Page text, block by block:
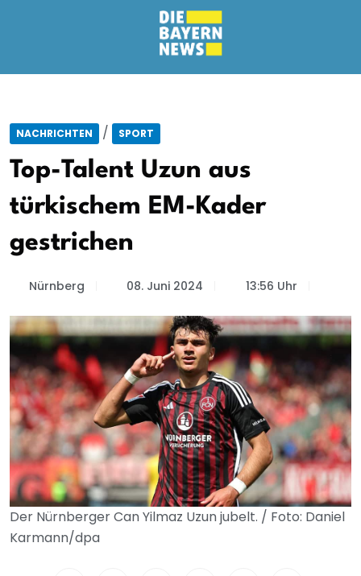
NACHRICHTEN / SPORT
Top-Talent Uzun aus
türkischem EM-Kader
gestrichen
Nürnberg 08. Juni 2024 13:56 Uhr
Der Nürnberger Can Yilmaz Uzun jubelt. / Foto: Daniel
Karmann/dpa